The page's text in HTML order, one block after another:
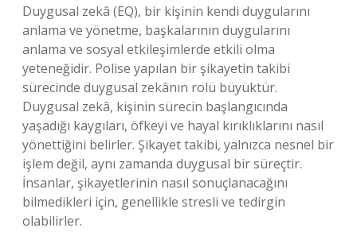
Duygusal zekâ (EQ), bir kişinin kendi duygularını
anlama ve yönetme, başkalarının duygularını
anlama ve sosyal etkileşimlerde etkili olma
yeteneğidir. Polise yapılan bir şikayetin takibi
sürecinde duygusal zekânın rolü büyüktür.
Duygusal zekâ, kişinin sürecin başlangıcında
yaşadığı kaygıları, öfkeyi ve hayal kırıklıklarını nasıl
yönettiğini belirler. Şikayet takibi, yalnızca nesnel bir
işlem değil, aynı zamanda duygusal bir süreçtir.
İnsanlar, şikayetlerinin nasıl sonuçlanacağını
bilmedikleri için, genellikle stresli ve tedirgin
olabilirler.